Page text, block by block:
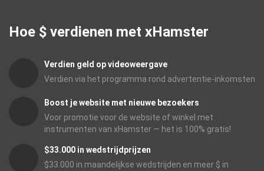
Hoe $ verdienen met xHamster
Verdien geld op videoweergave
Verdien via het programma rond advertentie-inkomsten
Boost je website met nieuwe bezoekers
Voor promotie voor de website of winkel met
instrumenten van xHamster — het is 100% gratis!
$33.000 in wedstrijdprijzen
$33.000 in maandelijkse wedstrijden en meer $ in